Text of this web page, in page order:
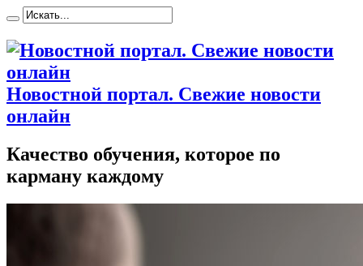
Новостной портал. Свежие новости
онлайн
Качество обучения, которое по
карману каждому